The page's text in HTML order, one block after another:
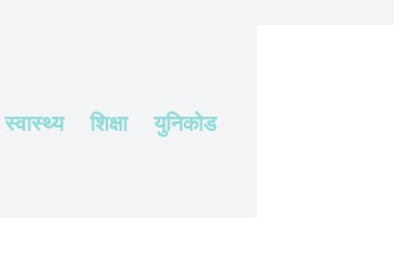
स्वास्थ्य शिक्षा युनिकोड